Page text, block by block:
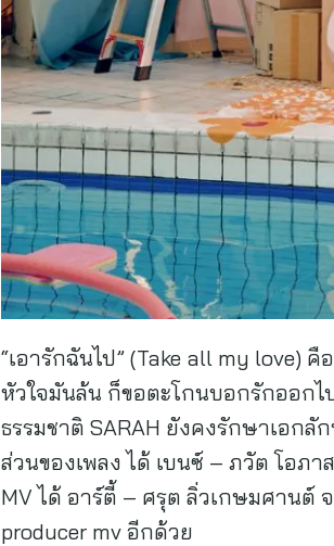
“เอารักฉันไป” (Take all my love)
หัวใจมันล้น ก็ขอตะโกนบอกรักออกไ
ธรรมชาติ SARAH ยังคงรักษาเอกลั
ส่วนของเพลง ได้ เบนซ์ – ภวัต โอภ
MV ได้ อาร์ตี้ – ศรุต ลิ่วเกษมศานต์
producer mv อีกด้วย